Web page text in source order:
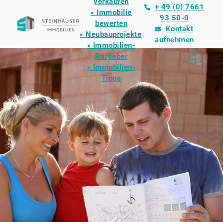
verkaufen
▪ Immobilie
bewerten
▪ Neubauprojekte
▪ Immobilien-
Ratgeber
▪ Immobilien-
Tipps
+ 49 (0) 7661
93 50-0
Kontakt
aufnehmen